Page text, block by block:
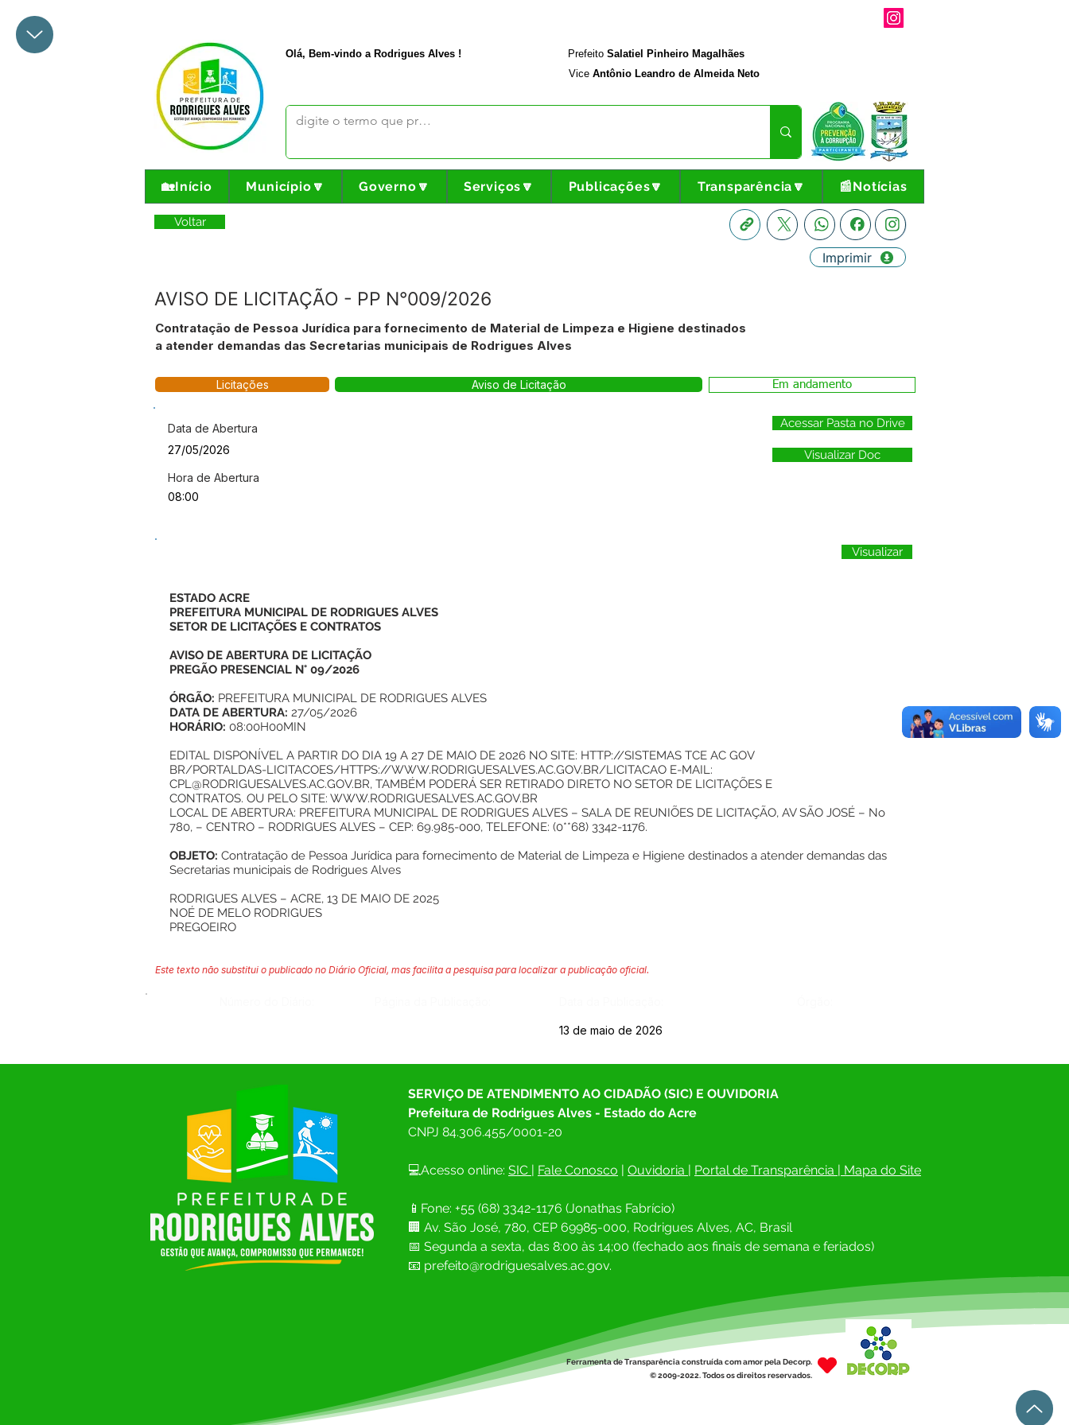
Olá, Bem-vindo a Rodrigues Alves ! Prefeito Salatiel Pinheiro Magalhães
Vice Antônio Leandro de Almeida Neto
🏡Início Município🔽 Governo🔽 Serviços🔽 Publicações🔽 Transparência🔽 📰Notícias
Voltar
AVISO DE LICITAÇÃO - PP N°009/2026
Imprimir
Contratação de Pessoa Jurídica para fornecimento de Material de Limpeza e Higiene destinados
a atender demandas das Secretarias municipais de Rodrigues Alves
Licitações Aviso de Licitação Em andamento
Data de Abertura
27/05/2026
Hora de Abertura
08:00
Acessar Pasta no Drive
Visualizar Doc
Visualizar
ESTADO ACRE
PREFEITURA MUNICIPAL DE RODRIGUES ALVES
SETOR DE LICITAÇÕES E CONTRATOS
AVISO DE ABERTURA DE LICITAÇÃO
PREGÃO PRESENCIAL N° 09/2026
ÓRGÃO: PREFEITURA MUNICIPAL DE RODRIGUES ALVES
DATA DE ABERTURA: 27/05/2026
HORÁRIO: 08:00H00MIN
EDITAL DISPONÍVEL A PARTIR DO DIA 19 A 27 DE MAIO DE 2026 NO SITE: HTTP://SISTEMAS TCE AC GOV
BR/PORTALDAS-LICITACOES/HTTPS://WWW.RODRIGUESALVES.AC.GOV.BR/LICITACAO E-MAIL:
CPL@RODRIGUESALVES.AC.GOV.BR, TAMBÉM PODERÁ SER RETIRADO DIRETO NO SETOR DE LICITAÇÕES E
CONTRATOS. OU PELO SITE: WWW.RODRIGUESALVES.AC.GOV.BR
LOCAL DE ABERTURA: PREFEITURA MUNICIPAL DE RODRIGUES ALVES – SALA DE REUNIÕES DE LICITAÇÃO, AV SÃO JOSÉ – No
780, – CENTRO – RODRIGUES ALVES – CEP: 69.985-000, TELEFONE: (0**68) 3342-1176.
OBJETO: Contratação de Pessoa Jurídica para fornecimento de Material de Limpeza e Higiene destinados a atender demandas das
Secretarias municipais de Rodrigues Alves
RODRIGUES ALVES – ACRE, 13 DE MAIO DE 2025
NOÉ DE MELO RODRIGUES
PREGOEIRO
Este texto não substitui o publicado no Diário Oficial, mas facilita a pesquisa para localizar a publicação oficial.
13 de maio de 2026
SERVIÇO DE ATENDIMENTO AO CIDADÃO (SIC) E OUVIDORIA
Prefeitura de Rodrigues Alves - Estado do Acre
CNPJ 84.306.455/0001-20
💻Acesso online: SIC | Fale Conosco | Ouvidoria | Portal de Transparência | Mapa do Site
📱Fone: +55 (68) 3342-1176 (Jonathas Fabrício)
🏢 Av. São José, 780, CEP 69985-000, Rodrigues Alves, AC, Brasil
📅 Segunda a sexta, das 8:00 às 14;00 (fechado aos finais de semana e feriados)
📧 prefeito@rodriguesalves.ac.gov.
Ferramenta de Transparência construída com amor pela Decorp.
© 2009-2022. Todos os direitos reservados.